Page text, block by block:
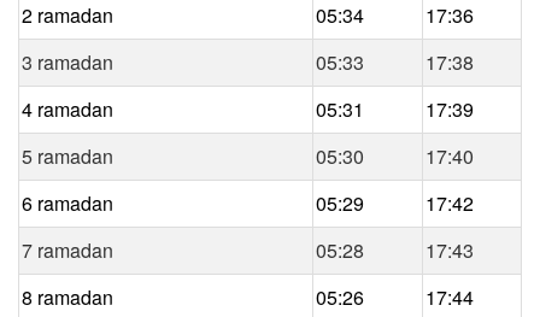
2 ramadan
05:34
17:36
3 ramadan
05:33
17:38
4 ramadan
05:31
17:39
5 ramadan
05:30
17:40
6 ramadan
05:29
17:42
7 ramadan
05:28
17:43
8 ramadan
05:26 17:44